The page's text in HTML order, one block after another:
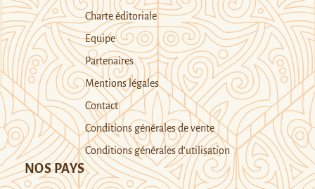
Charte éditoriale
Equipe
Partenaires
Mentions légales
Contact
Conditions générales de vente
Conditions générales d’utilisation
NOS PAYS